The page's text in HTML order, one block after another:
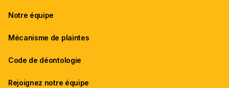
Notre équipe
Mécanisme de plaintes
Code de déontologie
Rejoignez notre équipe